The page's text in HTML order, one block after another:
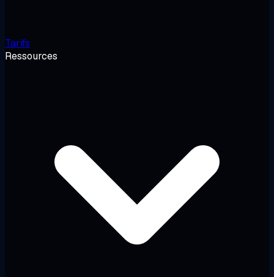
Tarifs
Ressources